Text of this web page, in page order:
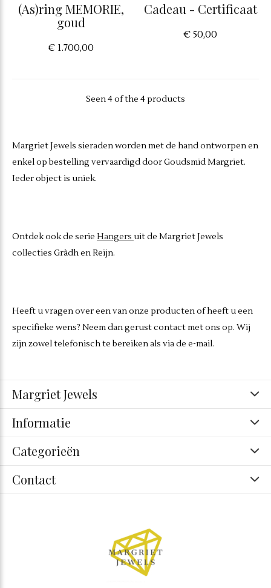
(As)ring MEMORIE,
goud
€ 1.700,00
Cadeau - Certificaat
€ 50,00
Seen 4 of the 4 products
Margriet Jewels sieraden worden met de hand ontworpen en
enkel op bestelling vervaardigd door Goudsmid Margriet.
Ieder object is uniek.
Ontdek ook de serie Hangers uit de Margriet Jewels
collecties Gràdh en Reijn.
Heeft u vragen over een van onze producten of heeft u een
specifieke wens? Neem dan gerust contact met ons op. Wij
zijn zowel telefonisch te bereiken als via de e-mail.
Margriet Jewels
Informatie
Categorieën
Contact